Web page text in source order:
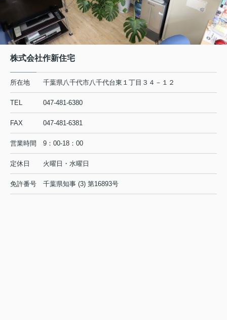
株式会社作新住宅
所在地 千葉県八千代市八千代台東１丁目３４－１２
TEL 047-481-6380
FAX 047-481-6381
営業時間 9：00-18：00
定休日 火曜日・水曜日
免許番号 千葉県知事 (3) 第16893号